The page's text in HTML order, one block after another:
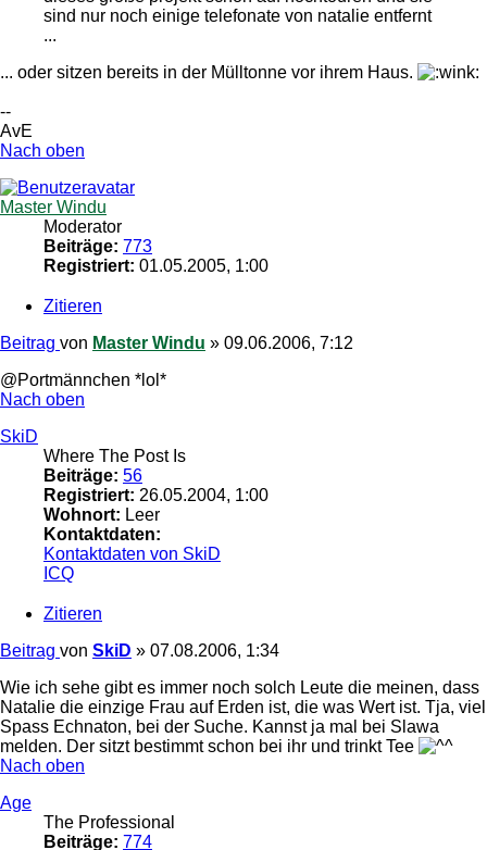
sind nur noch einige telefonate von natalie entfernt
...
... oder sitzen bereits in der Mülltonne vor ihrem Haus.
--
AvE
Nach oben
Master Windu
Moderator
Beiträge: 773
Registriert: 01.05.2005, 1:00
Zitieren
Beitrag von Master Windu » 09.06.2006, 7:12
@Portmännchen *lol*
Nach oben
SkiD
Where The Post Is
Beiträge: 56
Registriert: 26.05.2004, 1:00
Wohnort: Leer
Kontaktdaten:
Kontaktdaten von SkiD
ICQ
Zitieren
Beitrag von SkiD » 07.08.2006, 1:34
Wie ich sehe gibt es immer noch solch Leute die meinen, dass
Natalie die einzige Frau auf Erden ist, die was Wert ist. Tja, viel
Spass Echnaton, bei der Suche. Kannst ja mal bei Slawa
melden. Der sitzt bestimmt schon bei ihr und trinkt Tee
Nach oben
Age
The Professional
Beiträge: 774